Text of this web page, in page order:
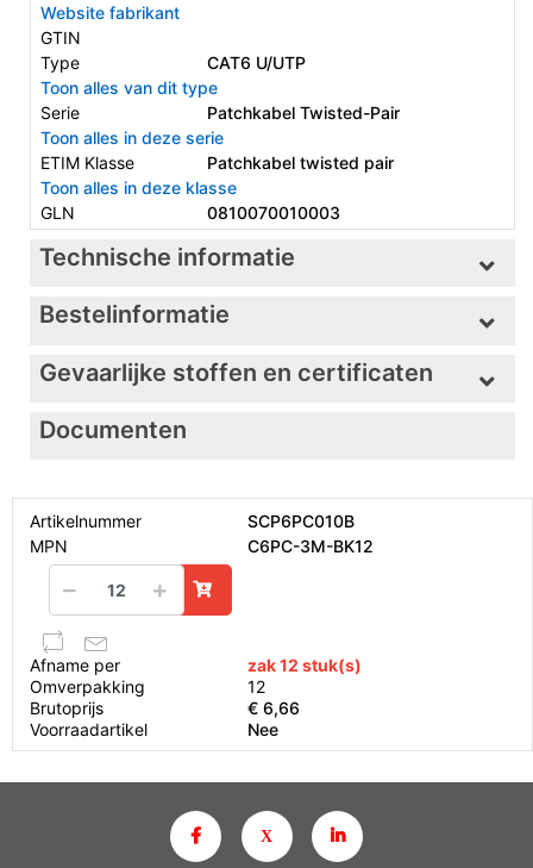
Website fabrikant
GTIN
Type
CAT6 U/UTP
Toon alles van dit type
Serie
Patchkabel Twisted-Pair
Toon alles in deze serie
ETIM Klasse
Patchkabel twisted pair
Toon alles in deze klasse
GLN
0810070010003
Technische informatie
Bestelinformatie
Gevaarlijke stoffen en certificaten
Documenten
Artikelnummer
SCP6PC010B
MPN
C6PC-3M-BK12
Afname per
zak 12 stuk(s)
Omverpakking
12
Brutoprijs
€ 6,66
Voorraadartikel
Nee